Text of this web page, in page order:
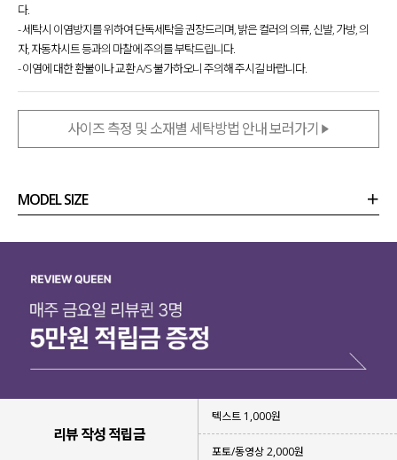
다.
- 세탁시 이염방지를 위하여 단독세탁을 권장드리며, 밝은 컬러의 의류, 신발, 가방, 의
자, 자동차시트 등과의 마찰에 주의를 부탁드립니다.
- 이염에 대한 환불이나 교환 A/S 불가하오니 주의해 주시길 바랍니다.
사이즈 측정 및 소재별 세탁방법 안내 보러가기
MODEL SIZE
리뷰 작성 적립금
텍스트 1,000원
포토/동영상 2,000원